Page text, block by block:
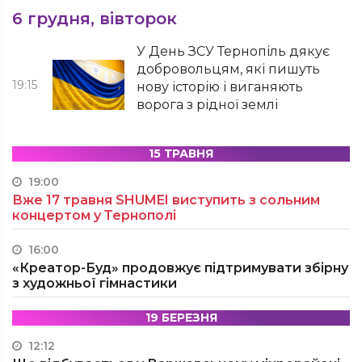
6 грудня, вівторок
19:15
У День ЗСУ Тернопіль дякує
добровольцям, які пишуть
нову історію і виганяють
ворога з рідної землі
15 ТРАВНЯ
19:00
Вже 17 травня SHUMEI виступить з сольним
концертом у Тернополі
16:00
«Креатор-Буд» продовжує підтримувати збірну
з художньої гімнастики
19 БЕРЕЗНЯ
12:12